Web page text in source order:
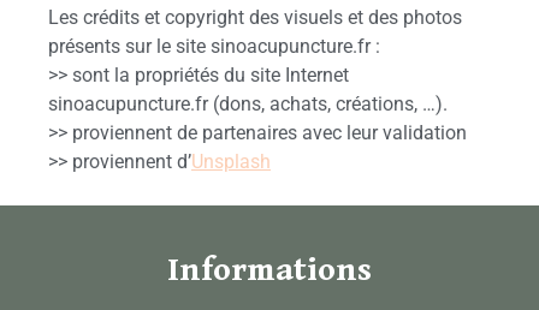
Les crédits et copyright des visuels et des photos
présents sur le site sinoacupuncture.fr :
>> sont la propriétés du site Internet
sinoacupuncture.fr (dons, achats, créations, …).
>> proviennent de partenaires avec leur validation
>> proviennent d’Unsplash
Informations